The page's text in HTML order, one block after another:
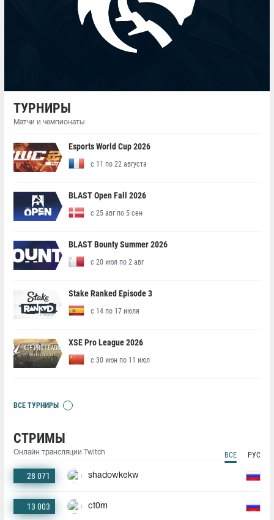
ТУРНИРЫ
Матчи и чемпионаты
Esports World Cup 2026
с 11 по 22 августа
BLAST Open Fall 2026
с 25 авг по 5 сен
BLAST Bounty Summer 2026
с 20 июл по 2 авг
Stake Ranked Episode 3
с 14 по 17 июля
XSE Pro League 2026
с 30 июн по 11 июл
ВСЕ ТУРНИРЫ
СТРИМЫ
Онлайн трансляции Twitch ВСЕ РУС
28 071 shadowkekw
13 003 ct0m